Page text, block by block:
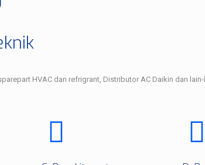
HVAC dan refrigrant, Distributor AC Daikin dan